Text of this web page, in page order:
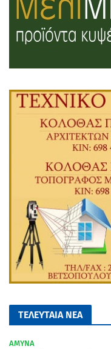
ΤΕΛΕΥΤΑΙΑ ΝΕΑ
ΑΜΥΝΑ